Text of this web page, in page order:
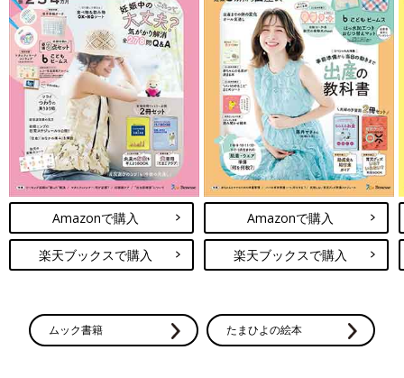
Amazonで購入
楽天ブックスで購入
Amazonで購入
楽天ブックスで購入
ムック書籍 たまひよの絵本